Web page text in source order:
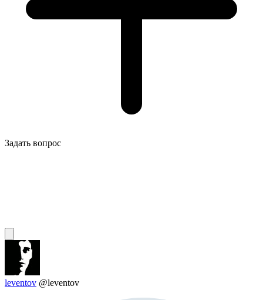
Задать вопрос
leventov @leventov